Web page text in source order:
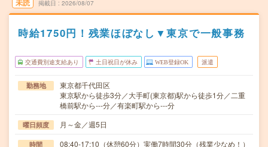
未読 掲載日 2026/08/07
時給1750円！残業ほぼなし▼東京で一般事務
交通費別途支給あり 土日祝日が休み WEB登録OK 派遣
勤務地
東京都千代田区
東京駅から徒歩3分／大手町(東京都)駅から徒歩1分／二重
橋前駅から---分／有楽町駅から---分
曜日頻度 月～金／週5日
時間 08:40-17:10（休憩60分）実働7時間30分（残業少なめ！）